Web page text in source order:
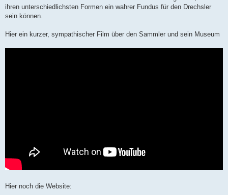
ihren unterschiedlichsten Formen ein wahrer Fundus für den Drechsler
sein können.
Hier ein kurzer, sympathischer Film über den Sammler und sein Museum
Hier noch die Website: